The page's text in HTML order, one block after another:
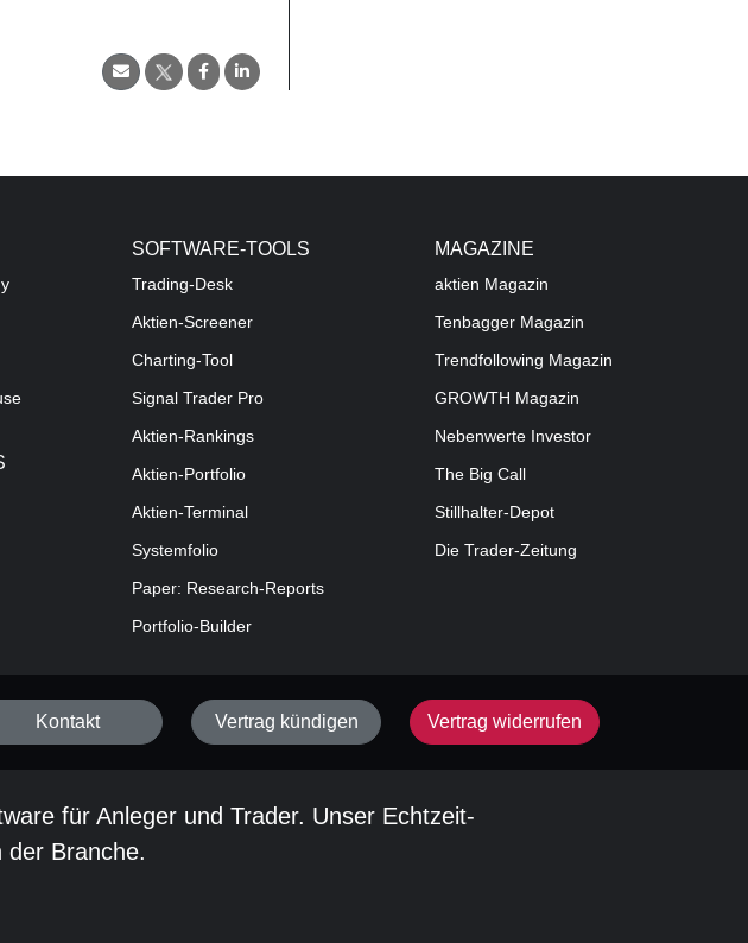
SOFTWARE-TOOLS
Trading-Desk
Aktien-Screener
Charting-Tool
Signal Trader Pro
Aktien-Rankings
Aktien-Portfolio
Aktien-Terminal
Systemfolio
Paper: Research-Reports
Portfolio-Builder
MAGAZINE
aktien Magazin
Tenbagger Magazin
Trendfollowing Magazin
GROWTH Magazin
Nebenwerte Investor
The Big Call
Stillhalter-Depot
Die Trader-Zeitung
Kontakt Vertrag kündigen Vertrag widerrufen
für Anleger und Trader. Unser Echtzeit-
Branche.